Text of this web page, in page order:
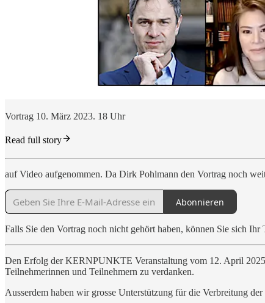
Vortrag 10. März 2023. 18 Uhr
Read full story
auf Video aufgenommen. Da Dirk Pohlmann den Vortrag noch
Abonnieren
Falls Sie den Vortrag noch nicht gehört haben, können Sie sich Ihr
Den Erfolg der KERNPUNKTE Veranstaltung vom 12. April
Teilnehmerinnen und Teilnehmern zu verdanken.
Ausserdem haben wir grosse Unterstützung für die Verbreitung